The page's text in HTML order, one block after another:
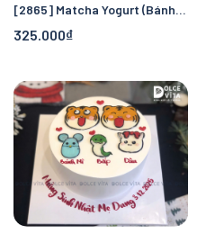
[2865] Matcha Yogurt (Bánh Mousse phô mai matcha sữa chua) tặng mừng thọ, sinh nhật người lớn tuổi
325.000₫